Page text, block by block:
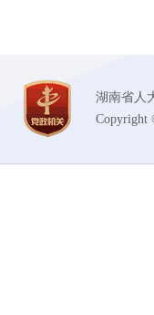
湖南省人
Copyright